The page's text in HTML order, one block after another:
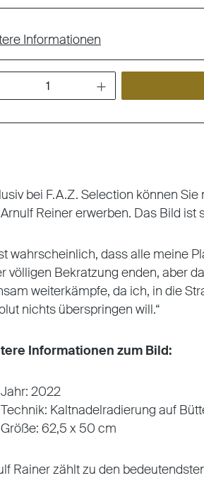
Informationen
bei F.A.Z. Selection können
Reiner erwerben. Das Bild ist
wahrscheinlich, dass alle meine
völligen Bekratzung enden, aber
weiterkämpfe, da ich, in die
nichts überspringen will.“
Informationen zum Bild:
Jahr: 2022
Technik: Kaltnadelradierung auf
Größe: 62,5 x 50 cm
Rainer zählt zu den